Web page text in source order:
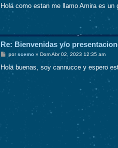
n
s
Hola como estan me llamo Amira es
Re: Bienvenidas y/o
M
n
s
porscemo» Dom Abr 02, 2023 12:35 am
Hola buenas, soy cannucce y espero